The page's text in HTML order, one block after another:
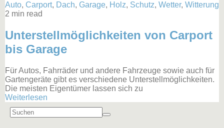
Auto, Carport, Dach, Garage, Holz, Schutz, Wetter, Witterung
2 min read
Unterstellmöglichkeiten von Carport
bis Garage
Für Autos, Fahrräder und andere Fahrzeuge sowie auch für
Gartengeräte gibt es verschiedene Unterstellmöglichkeiten.
Die meisten Eigentümer lassen sich zu
Weiterlesen